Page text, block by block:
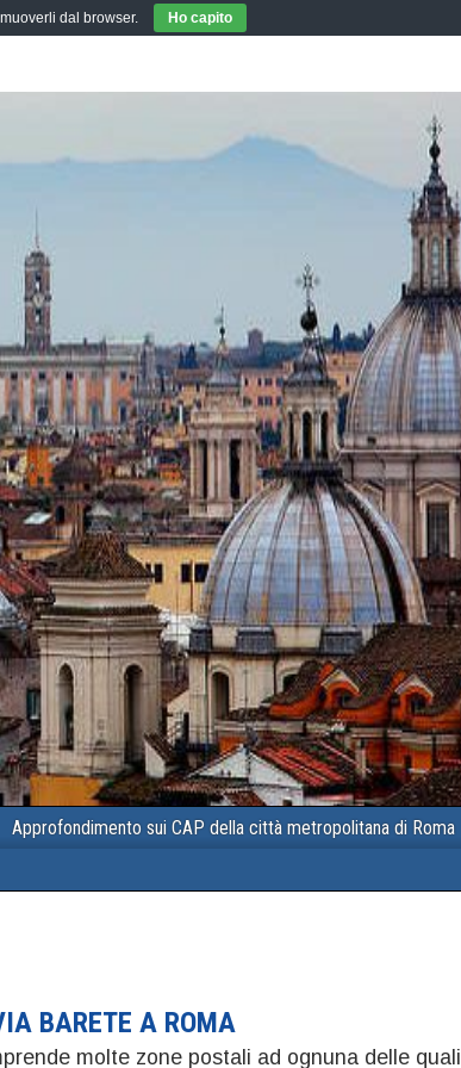
Approfondimento sui CAP della città metropolitana di Roma
BARETE A ROMA
molte zone postali ad ognuna delle quali
dal browser. Ho capito